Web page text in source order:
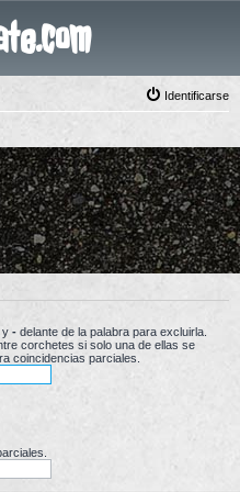
Identificarse
y - delante de la palabra para excluirla.
corchetes si solo una de ellas se
coincidencias parciales.